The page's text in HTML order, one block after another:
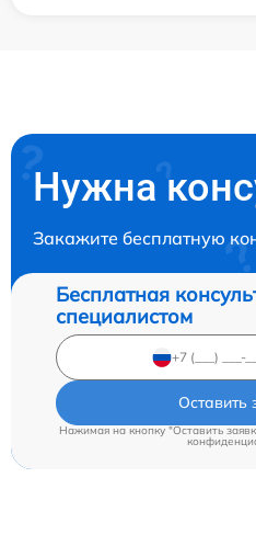
Нужна
Закажите бесплатную
Бесплатная
специалистом
Оставить
Нажимая на кнопку "Оставить